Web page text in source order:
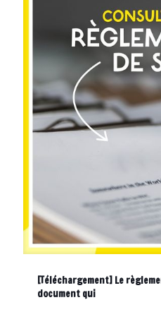
[Téléchargement] Le
document qui